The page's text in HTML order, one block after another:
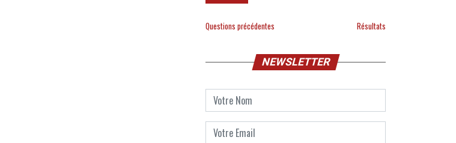
Questions précédentes Résultats
NEWSLETTER